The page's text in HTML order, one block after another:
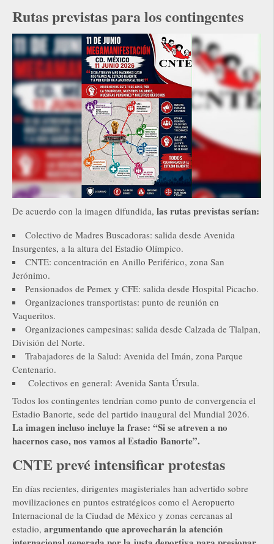
Rutas previstas para los contingentes
De acuerdo con la imagen difundida, las rutas previstas serían:
Colectivo de Madres Buscadoras: salida desde Avenida
Insurgentes, a la altura del Estadio Olímpico.
CNTE: concentración en Anillo Periférico, zona San
Jerónimo.
Pensionados de Pemex y CFE: salida desde Hospital Picacho.
Organizaciones transportistas: punto de reunión en
Vaqueritos.
Organizaciones campesinas: salida desde Calzada de Tlalpan,
División del Norte.
Trabajadores de la Salud: Avenida del Imán, zona Parque
Centenario.
Colectivos en general: Avenida Santa Úrsula.
Todos los contingentes tendrían como punto de convergencia el
Estadio Banorte, sede del partido inaugural del Mundial 2026.
La imagen incluso incluye la frase: “Si se atreven a no
hacernos caso, nos vamos al Estadio Banorte”.
CNTE prevé intensificar protestas
En días recientes, dirigentes magisteriales han advertido sobre
movilizaciones en puntos estratégicos como el Aeropuerto
Internacional de la Ciudad de México y zonas cercanas al
estadio, argumentando que aprovecharán la atención